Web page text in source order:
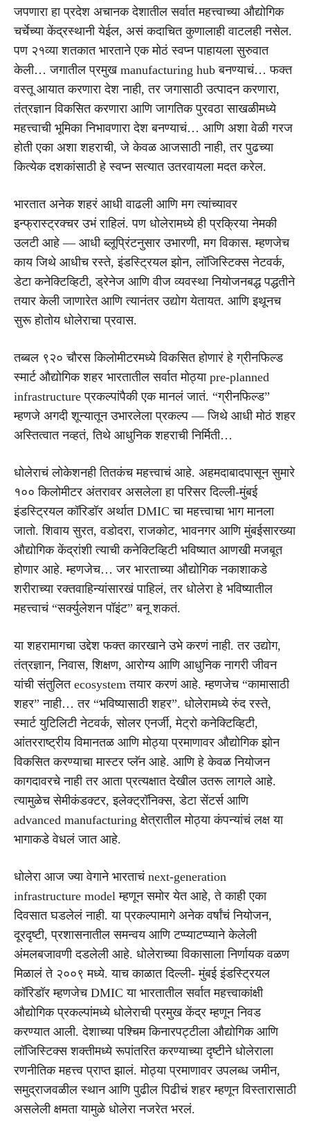
जपणारा हा प्रदेश अचानक देशातील सर्वात महत्त्वाच्या औद्योगिक
चर्चेच्या केंद्रस्थानी येईल, असं कदाचित कुणालाही वाटलही नसेल.
पण २१व्या शतकात भारताने एक मोठं स्वप्न पाहायला सुरुवात
केली… जगातील प्रमुख manufacturing hub बनण्याचं… फक्त
वस्तू आयात करणारा देश नाही, तर जगासाठी उत्पादन करणारा,
तंत्रज्ञान विकसित करणारा आणि जागतिक पुरवठा साखळीमध्ये
महत्त्वाची भूमिका निभावणारा देश बनण्याचं… आणि अशा वेळी गरज
होती एका अशा शहराची, जे केवळ आजसाठी नाही, तर पुढच्या
कित्येक दशकांसाठी हे स्वप्न सत्यात उतरवायला मदत करेल.
भारतात अनेक शहरं आधी वाढली आणि मग त्यांच्यावर
इन्फ्रास्ट्रक्चर उभं राहिलं. पण धोलेरामध्ये ही प्रक्रिया नेमकी
उलटी आहे — आधी ब्लूप्रिंटनुसार उभारणी, मग विकास. म्हणजेच
काय जिथे आधीच रस्ते, इंडस्ट्रियल झोन, लॉजिस्टिक्स नेटवर्क,
डेटा कनेक्टिव्हिटी, ड्रेनेज आणि वीज व्यवस्था नियोजनबद्ध पद्धतीने
तयार केली जाणारेत आणि त्यानंतर उद्योग येतायत. आणि इथूनच
सुरू होतोय धोलेराचा प्रवास.
तब्बल ९२० चौरस किलोमीटरमध्ये विकसित होणारं हे ग्रीनफिल्ड
स्मार्ट औद्योगिक शहर भारतातील सर्वात मोठ्या pre-planned
infrastructure प्रकल्पांपैकी एक मानलं जातं. “ग्रीनफिल्ड”
म्हणजे अगदी शून्यातून उभारलेला प्रकल्प — जिथे आधी मोठं शहर
अस्तित्वात नव्हतं, तिथे आधुनिक शहराची निर्मिती…
धोलेराचं लोकेशनही तितकंच महत्त्वाचं आहे. अहमदाबादपासून सुमारे
१०० किलोमीटर अंतरावर असलेला हा परिसर दिल्ली-मुंबई
इंडस्ट्रियल कॉरिडॉर अर्थात DMIC चा महत्त्वाचा भाग मानला
जातो. शिवाय सुरत, वडोदरा, राजकोट, भावनगर आणि मुंबईसारख्या
औद्योगिक केंद्रांशी त्याची कनेक्टिव्हिटी भविष्यात आणखी मजबूत
होणार आहे. म्हणजेच… जर भारताच्या औद्योगिक नकाशाकडे
शरीराच्या रक्तवाहिन्यांसारखं पाहिलं, तर धोलेरा हे भविष्यातील
महत्त्वाचं “सर्क्युलेशन पॉइंट” बनू शकतं.
या शहरामागचा उद्देश फक्त कारखाने उभे करणं नाही. तर उद्योग,
तंत्रज्ञान, निवास, शिक्षण, आरोग्य आणि आधुनिक नागरी जीवन
यांची संतुलित ecosystem तयार करणं आहे. म्हणजेच “कामासाठी
शहर” नाही… तर “भविष्यासाठी शहर”. धोलेरामध्ये रुंद रस्ते,
स्मार्ट युटिलिटी नेटवर्क, सोलर एनर्जी, मेट्रो कनेक्टिव्हिटी,
आंतरराष्ट्रीय विमानतळ आणि मोठ्या प्रमाणावर औद्योगिक झोन
विकसित करण्याचा मास्टर प्लॅन आहे. आणि हे केवळ नियोजन
कागदावरचे नाही तर आता प्रत्यक्षात देखील उतरू लागले आहे.
त्यामुळेच सेमीकंडक्टर, इलेक्ट्रॉनिक्स, डेटा सेंटर्स आणि
advanced manufacturing क्षेत्रातील मोठ्या कंपन्यांचं लक्ष या
भागाकडे वेधलं जात आहे.
धोलेरा आज ज्या वेगाने भारताचं next-generation
infrastructure model म्हणून समोर येत आहे, ते काही एका
दिवसात घडलेलं नाही. या प्रकल्पामागे अनेक वर्षांचं नियोजन,
दूरदृष्टी, प्रशासनातील समन्वय आणि टप्प्याटप्प्याने केलेली
अंमलबजावणी दडलेली आहे. धोलेराच्या विकासाला निर्णायक वळण
मिळालं ते २००९ मध्ये. याच काळात दिल्ली- मुंबई इंडस्ट्रियल
कॉरिडॉर म्हणजेच DMIC या भारतातील सर्वात महत्त्वाकांक्षी
औद्योगिक प्रकल्पांमध्ये धोलेराची प्रमुख केंद्र म्हणून निवड
करण्यात आली. देशाच्या पश्चिम किनारपट्टीला औद्योगिक आणि
लॉजिस्टिक्स शक्तीमध्ये रूपांतरित करण्याच्या दृष्टीने धोलेराला
रणनीतिक महत्त्व प्राप्त झालं. मोठ्या प्रमाणावर उपलब्ध जमीन,
समुद्राजवळील स्थान आणि पुढील पिढीचं शहर म्हणून विस्तारासाठी
असलेली क्षमता यामुळे धोलेरा नजरेत भरलं.